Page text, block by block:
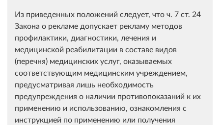
Из приведенных положений следует, что ч. 7 ст. 24
Закона о рекламе допускает рекламу методов
профилактики, диагностики, лечения и
медицинской реабилитации в составе видов
(перечня) медицинских услуг, оказываемых
соответствующим медицинским учреждением,
предусматривая лишь необходимость
предупреждения о наличии противопоказаний к их
применению и использованию, ознакомления с
инструкцией по применению или получения